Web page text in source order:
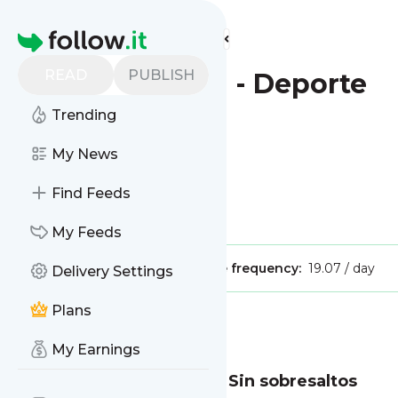
Homepage
PUBLISH
Trending
My News
Find Feeds
My Feeds
Delivery Settings
Plans
My Earnings
Find more feeds
Diario Sevilla - Deporte
Publisher:Unclaimed!Message frequency: 19.07 / day
44 Copa del Rey Mapfre | Sin sobresaltos